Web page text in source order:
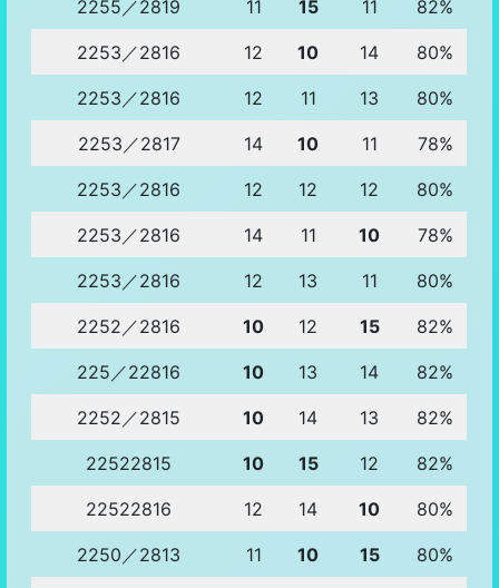
2255／2819 11 15 11 82%
2253／2816 12 10 14 80%
2253／2816 12 11 13 80%
2253／2817 14 10 11 78%
2253／2816 12 12 12 80%
2253／2816 14 11 10 78%
2253／2816 12 13 11 80%
2252／2816 10 12 15 82%
225／22816 10 13 14 82%
2252／2815 10 14 13 82%
22522815 10 15 12 82%
22522816 12 14 10 80%
2250／2813 11 10 15 80%